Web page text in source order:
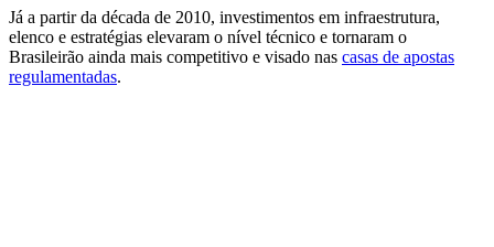
Já a partir da década de 2010, investimentos em infraestrutura,
elenco e estratégias elevaram o nível técnico e tornaram o
Brasileirão ainda mais competitivo e visado nas casas de apostas
regulamentadas.